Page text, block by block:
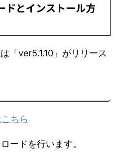
ドとインストール方
「ver5.1.10」がリリース
ちら
ードを行います。